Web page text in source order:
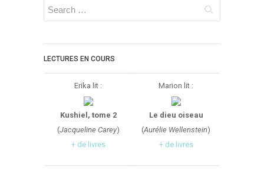
LECTURES EN COURS
Erika lit :
Kushiel, tome 2
(Jacqueline Carey)
+ de livres
Marion lit :
Le dieu oiseau
(Aurélie Wellenstein)
+ de livres